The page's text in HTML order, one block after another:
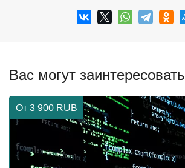
Вас могут заинтересовать
От 3 900 RUB